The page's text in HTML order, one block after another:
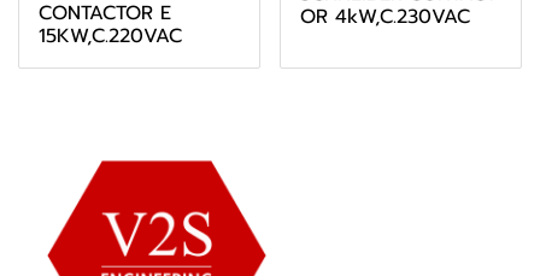
CONTACTOR E
15KW,C.220VAC
OR 4kW,C.230VAC